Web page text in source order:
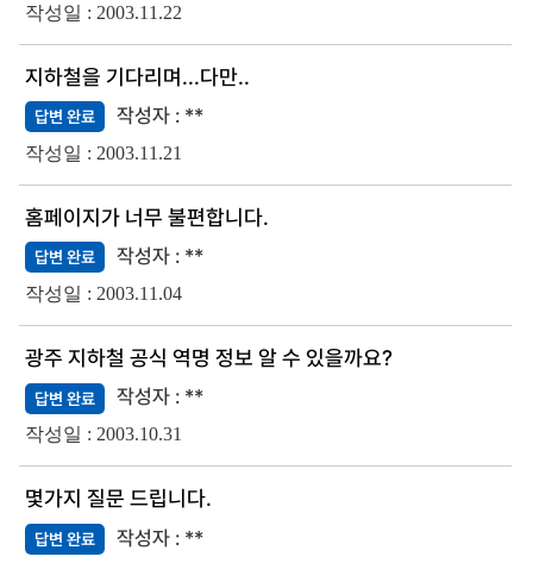
2003.11.22
지하철을 기다리며...다만..
답변 완료 **
2003.11.21
홈페이지가 너무 불편합니다.
답변 완료 **
2003.11.04
광주 지하철 공식 역명 정보 알 수 있을까요?
답변 완료 **
2003.10.31
몇가지 질문 드립니다.
답변 완료 **